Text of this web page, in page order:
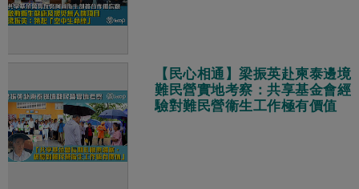
【民心相通】梁振英赴柬泰邊境
難民營實地考察：共享基金會經
驗對難民營衞生工作極有價值